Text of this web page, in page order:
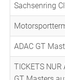
Sachsenring
ADAC GT
TICKETS NUR